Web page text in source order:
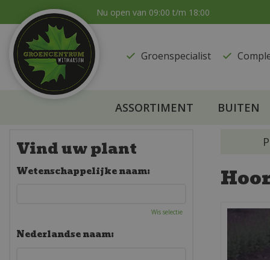
naar
content
Nu open van 09:00 t/m 18:00
Groenspecialist
ASSORTIMENT BUITEN
Vind uw plant
Wetenschappelijke naam:
Wis selectie
Nederlandse naam: